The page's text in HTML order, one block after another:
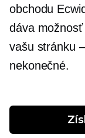
obchodu
dáva
vašu stránku
nekonečné.